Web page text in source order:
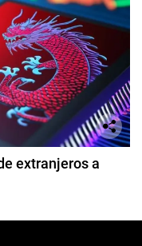
extranjeros a